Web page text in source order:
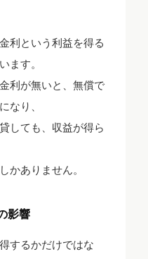
利という利益を得る
ます。
利が無いと、無償で
なり、
しても、収益が得ら
かありません。
影響
するかだけではな